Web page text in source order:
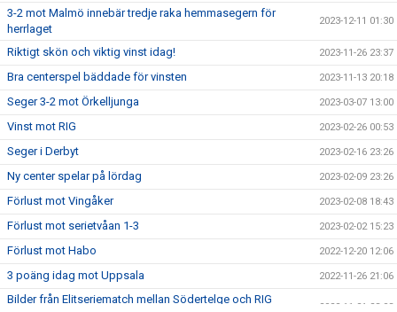
3-2 mot Malmö innebär tredje raka hemmasegern för
herrlaget
2023-12-11 01:30
Riktigt skön och viktig vinst idag! 2023-11-26 23:37
Bra centerspel bäddade för vinsten 2023-11-13 20:18
Seger 3-2 mot Örkelljunga 2023-03-07 13:00
Vinst mot RIG 2023-02-26 00:53
Seger i Derbyt 2023-02-16 23:26
Ny center spelar på lördag 2023-02-09 23:26
Förlust mot Vingåker 2023-02-08 18:43
Förlust mot serietvåan 1-3 2023-02-02 15:23
Förlust mot Habo 2022-12-20 12:06
3 poäng idag mot Uppsala 2022-11-26 21:06
Bilder från Elitseriematch mellan Södertelge och RIG
2022-11-21 23:03